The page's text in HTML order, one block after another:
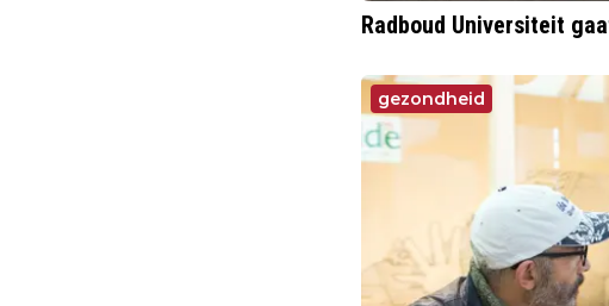
Radboud Universiteit
gezondheid